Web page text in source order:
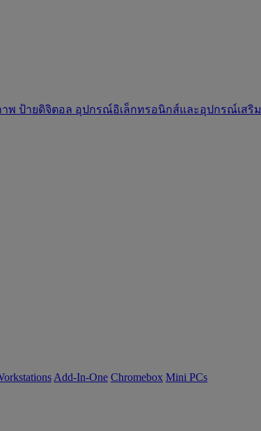
าพ ป้ายดิจิตอล อุปกรณ์อิเล็กทรอนิกส์และอุปกรณ์เสริม
Add-In-One Chromebox Mini PCs